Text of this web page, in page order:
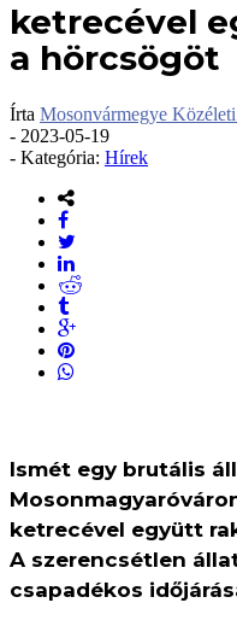
ketrecével
a hörcsögöt
Írta Mosonvármegye
- 2023-05-19
- Kategória: Hírek
Ismét egy brutális
ketrecével együtt
A szerencsétlen
csapadékos